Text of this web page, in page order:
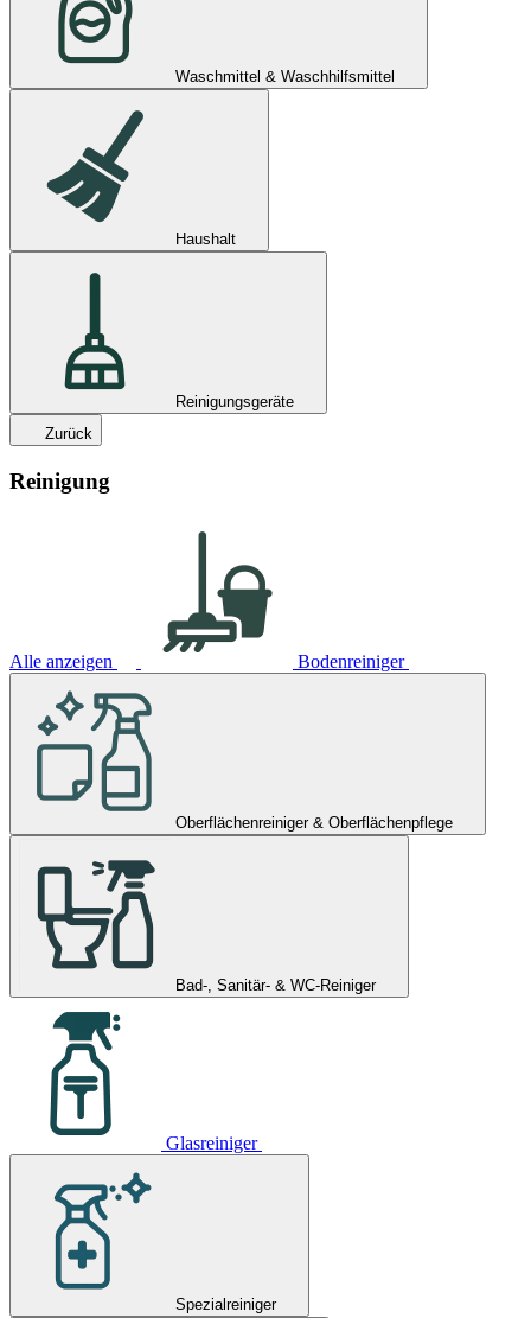
Waschmittel & Waschhilfsmittel
Haushalt
Reinigungsgeräte
Zurück
Reinigung
Alle anzeigen Bodenreiniger
Oberflächenreiniger & Oberflächenpflege
Bad-, Sanitär- & WC-Reiniger
Glasreiniger
Spezialreiniger